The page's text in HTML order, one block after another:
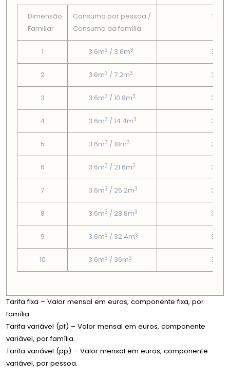
Dimensão
Familiar
Consumo por pessoa /
Consumo da famí­lia
Tarifa
1 3.6m3 / 3.6m3 3.08€
2 3.6m3 / 7.2m3 3.08€
3 3.6m3 / 10.8m3 3.08€
4 3.6m3 / 14.4m3 3.08€
5 3.6m3 / 18m3 3.08€
6 3.6m3 / 21.6m3 3.08€
7 3.6m3 / 25.2m3 3.08€
8 3.6m3 / 28.8m3 3.08€
9 3.6m3 / 32.4m3 3.08€
10 3.6m3 / 36m3 3.08€
Tarifa fixa – Valor mensal em euros, componente fixa, por
família.
Tarifa variável (pf) – Valor mensal em euros, componente
variável, por família.
Tarifa variável (pp) – Valor mensal em euros, componente
variável, por pessoa.